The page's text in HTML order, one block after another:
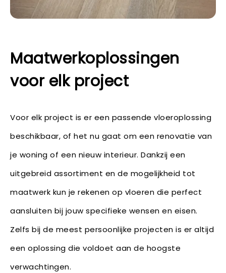
Maatwerkoplossingen
voor elk project
Voor elk project is er een passende vloeroplossing
beschikbaar, of het nu gaat om een renovatie van
je woning of een nieuw interieur. Dankzij een
uitgebreid assortiment en de mogelijkheid tot
maatwerk kun je rekenen op vloeren die perfect
aansluiten bij jouw specifieke wensen en eisen.
Zelfs bij de meest persoonlijke projecten is er altijd
een oplossing die voldoet aan de hoogste
verwachtingen.